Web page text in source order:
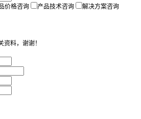
价格咨询 产品技术咨询 解决方案咨询
料，谢谢！